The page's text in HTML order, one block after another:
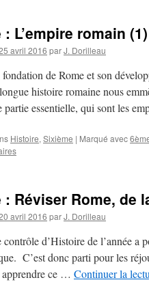
: L’empire romain (1)
avril 2016 parJ. Dorilleau
de Rome et son
histoire romaine nous
partie essentielle, qui sont les
Histoire, Sixième | Marqué avec
: Réviser Rome, de
avril 2016 parJ. Dorilleau
contrôle d’Histoire de l’année a
C’est donc parti pour les
apprendre ce … Continuer la